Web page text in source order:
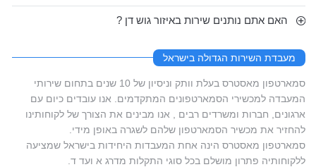
האם אתם נותנים שירות באיזור גוש דן ?
מעבדת השירות הגדולה בישראל
סמארטפון מאסטרס בעלת וותק וניסיון של 10 שנים בתחום שירותי
המעבדה למכשירי הסמארטפונים המתקדמים. אנו עובדים כיום עם
ארגונים, חברות ומשרדים רבים , אנו מבינים את הצורך של לקוחותינו
להחזיר את מכשיר הסמארטפון שלהם לשגרה באופן מידי.
סמארטפון מאסטרס הינה אחת המעבדות היחידות בישראל שמציעה
ללקוחותיה פתרון מושלם בכל סוגי התקלות מדרג א ועד ד.